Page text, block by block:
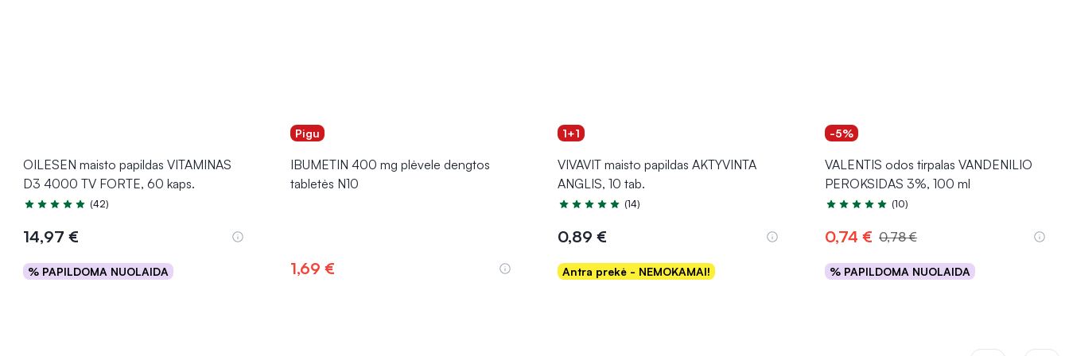
OILESEN maisto papildas VITAMINAS
D3 4000 TV FORTE, 60 kaps.
Įvertinimas 5.0 iš 5
(42)
14,97 €
% PAPILDOMA NUOLAIDA
Į krepšelį
Pigu
IBUMETIN 400 mg plėvele dengtos
tabletės N10
1,69 €
1+1
VIVAVIT maisto papildas AKTYVINTA
ANGLIS, 10 tab.
Įvertinimas 5.0 iš 5
(14)
0,89 €
Antra prekė - NEMOKAMAI!
Į krepšelį
-5%
VALENTIS odos tirpalas VANDENILIO
PEROKSIDAS 3%, 100 ml
Įvertinimas 4.7 iš 5
(10)
0,74 € 0,78 €
% PAPILDOMA NUOLAIDA
Į krepšelį